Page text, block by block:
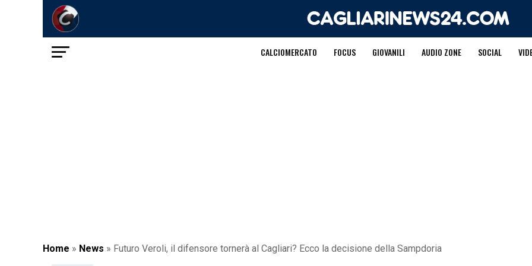
CALCIOMERCATO FOCUS GIOVANILI AUDIO ZONE SOCIAL
Home » News » Futuro Veroli, il difensore tornerà al Cagliari? Ecco la decisione della Sampdoria